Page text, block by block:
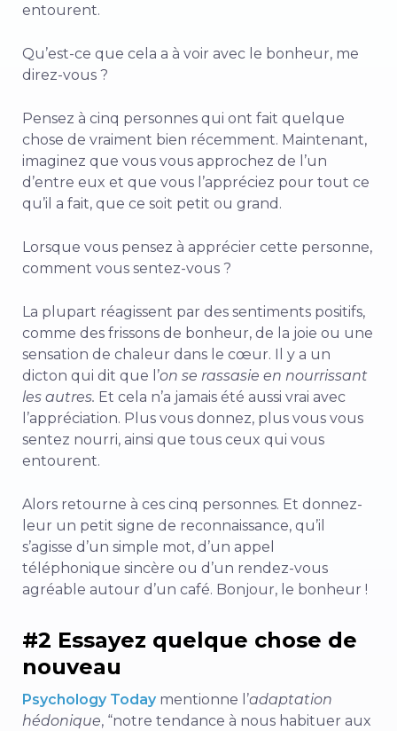
entourent.
Qu’est-ce que cela a à voir avec le bonheur, me
direz-vous ?
Pensez à cinq personnes qui ont fait quelque
chose de vraiment bien récemment. Maintenant,
imaginez que vous vous approchez de l’un
d’entre eux et que vous l’appréciez pour tout ce
qu’il a fait, que ce soit petit ou grand.
Lorsque vous pensez à apprécier cette personne,
comment vous sentez-vous ?
La plupart réagissent par des sentiments positifs,
comme des frissons de bonheur, de la joie ou une
sensation de chaleur dans le cœur. Il y a un
dicton qui dit que l’on se rassasie en nourrissant
les autres. Et cela n’a jamais été aussi vrai avec
l’appréciation. Plus vous donnez, plus vous vous
sentez nourri, ainsi que tous ceux qui vous
entourent.
Alors retourne à ces cinq personnes. Et donnez-
leur un petit signe de reconnaissance, qu’il
s’agisse d’un simple mot, d’un appel
téléphonique sincère ou d’un rendez-vous
agréable autour d’un café. Bonjour, le bonheur !
#2 Essayez quelque chose de
nouveau
Psychology Today mentionne l’adaptation
hédonique, “notre tendance à nous habituer aux